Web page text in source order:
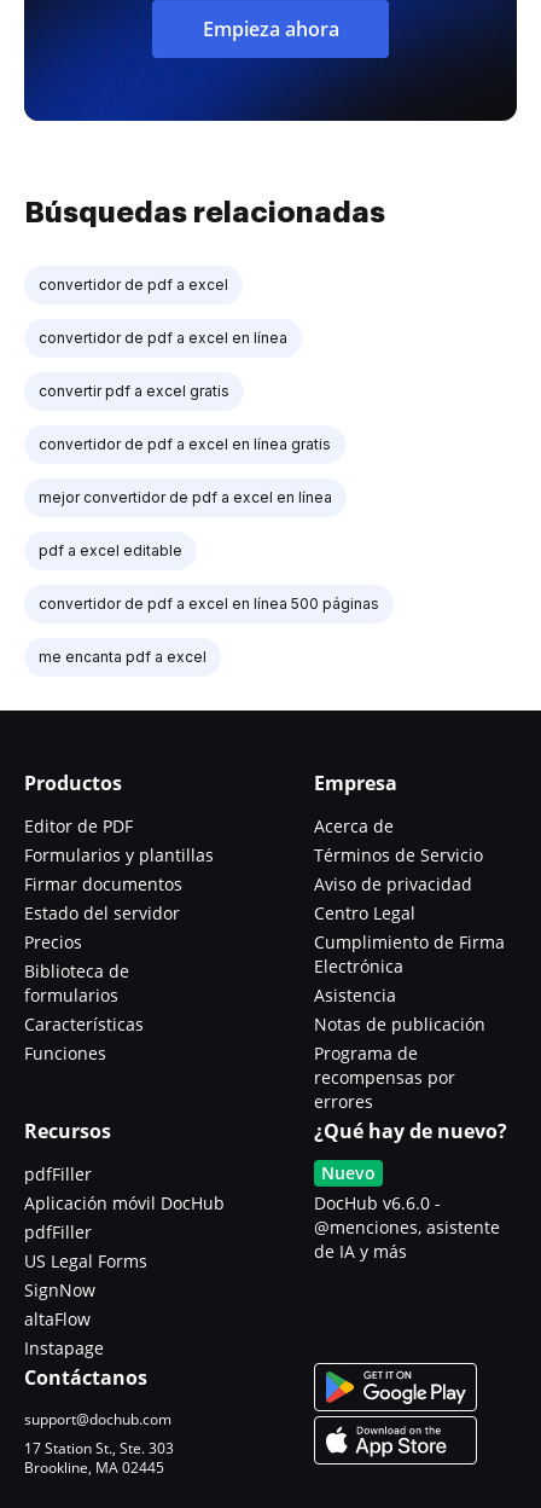
Empieza ahora
Búsquedas relacionadas
convertidor de pdf a excel
convertidor de pdf a excel en línea
convertir pdf a excel gratis
convertidor de pdf a excel en línea gratis
mejor convertidor de pdf a excel en línea
pdf a excel editable
convertidor de pdf a excel en línea 500 páginas
me encanta pdf a excel
Productos
Editor de PDF
Formularios y plantillas
Firmar documentos
Estado del servidor
Precios
Biblioteca de
formularios
Características
Funciones
Empresa
Acerca de
Términos de Servicio
Aviso de privacidad
Centro Legal
Cumplimiento de Firma
Electrónica
Asistencia
Notas de publicación
Programa de
recompensas por
errores
Recursos
pdfFiller
Aplicación móvil DocHub
pdfFiller
US Legal Forms
SignNow
altaFlow
Instapage
¿Qué hay de nuevo?
Nuevo
DocHub v6.6.0 -
@menciones, asistente
de IA y más
Contáctanos
support@dochub.com
17 Station St., Ste. 303
Brookline, MA 02445